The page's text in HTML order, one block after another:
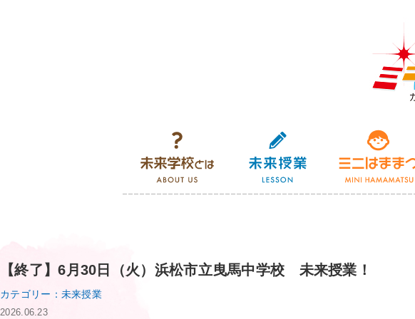
未来学校とは 未来授業
【終了】6月30日（火）浜松市立曳馬中学校 未来授業！
カテゴリー：未来授業
2026.06.23